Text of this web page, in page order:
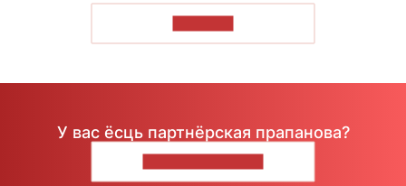
У вас ёсць партнёрская прапанова?